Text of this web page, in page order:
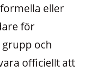
eller
för
och
officiellt att